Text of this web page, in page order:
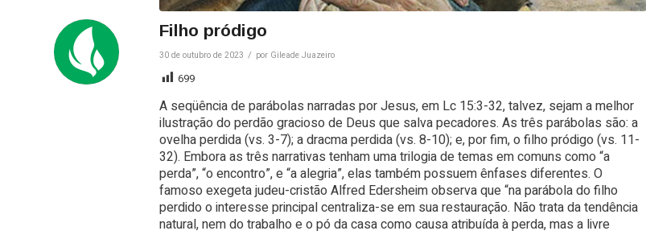
Filho pródigo
30 de outubro de 2023 / por Gileade Juazeiro
699
A seqüência de parábolas narradas por Jesus, em Lc 15:3-32, talvez, sejam a melhor
ilustração do perdão gracioso de Deus que salva pecadores. As três parábolas são: a
ovelha perdida (vs. 3-7); a dracma perdida (vs. 8-10); e, por fim, o filho pródigo (vs. 11-
32). Embora as três narrativas tenham uma trilogia de temas em comuns como “a
perda”, “o encontro”, e “a alegria”, elas também possuem ênfases diferentes. O
famoso exegeta judeu-cristão Alfred Edersheim observa que “na parábola do filho
perdido o interesse principal centraliza-se em sua restauração. Não trata da tendência
natural, nem do trabalho e o pó da casa como causa atribuída à perda, mas a livre